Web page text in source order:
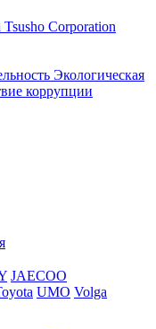
Tsusho Corporation
Экологическая
коррупции
JAECOO
UMO Volga